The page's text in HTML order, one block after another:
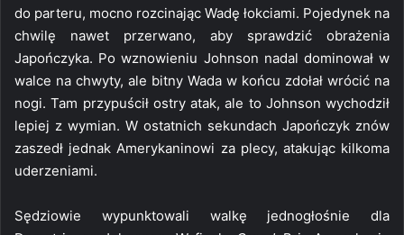
do parteru, mocno rozcinając Wadę łokciami. Pojedynek na
chwilę nawet przerwano, aby sprawdzić obrażenia
Japończyka. Po wznowieniu Johnson nadal dominował w
walce na chwyty, ale bitny Wada w końcu zdołał wrócić na
nogi. Tam przypuścił ostry atak, ale to Johnson wychodził
lepiej z wymian. W ostatnich sekundach Japończyk znów
zaszedł jednak Amerykaninowi za plecy, atakując kilkoma
uderzeniami.
Sędziowie wypunktowali walkę jednogłośnie dla